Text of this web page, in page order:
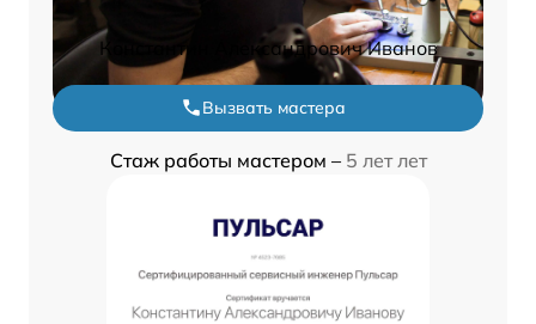
Константин Александрович Иванов
Вызвать мастера
Стаж работы мастером – 5 лет лет